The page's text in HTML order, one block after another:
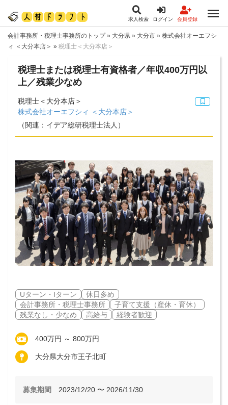
求人検索 ログイン 会員登録
会計事務所・税理士事務所のトップ» 大分県 » 大分市 » 株式会社オーエフシ
ィ ＜大分本店＞ » 税理士＜大分本店＞
税理士または税理士有資格者／年収400万円以
上／残業少なめ
税理士＜大分本店＞
株式会社オーエフシィ ＜大分本店＞
（関連：イデア総研税理士法人）
Uターン・Iターン
休日多め
会計事務所・税理士事務所
子育て支援（産休・育休）
残業なし・少なめ
高給与 経験者歓迎
400万円 ～ 800万円
大分県大分市王子北町
募集期間 2023/12/20 〜 2026/11/30